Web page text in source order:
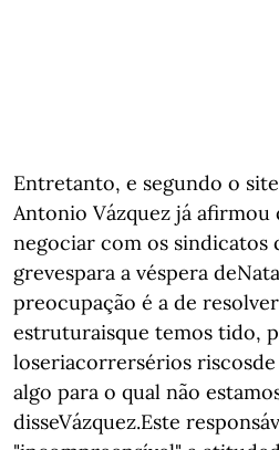
Entretanto, e segundo o
Antonio Vázquez já afirmou
negociar com os sindicatos
grevespara a véspera
preocupação é a de
estruturaisque temos tido,
loseriacorrersérios riscosde
algo para o qual não
disseVázquez.Este